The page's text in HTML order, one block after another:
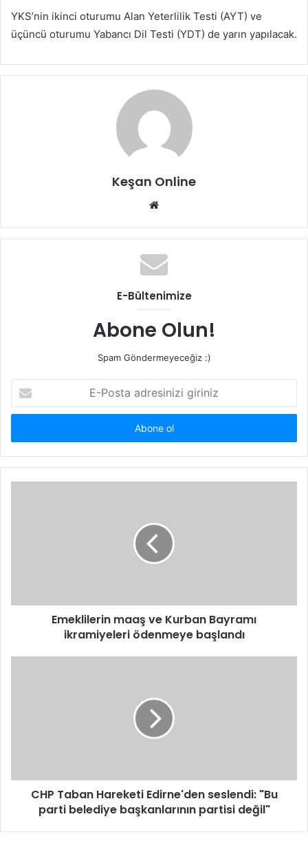
YKS’nin ikinci oturumu Alan Yeterlilik Testi (AYT) ve
üçüncü oturumu Yabancı Dil Testi (YDT) de yarın yapılacak.
Keşan Online
Web
E-Bültenimize
Abone Olun!
Spam Göndermeyeceğiz :)
Posta
adresinizi
Emeklilerin maaş ve Kurban Bayramı
ikramiyeleri ödenmeye başlandı
CHP Taban Hareketi Edirne'den seslendi: "Bu
parti belediye başkanlarının partisi değil"